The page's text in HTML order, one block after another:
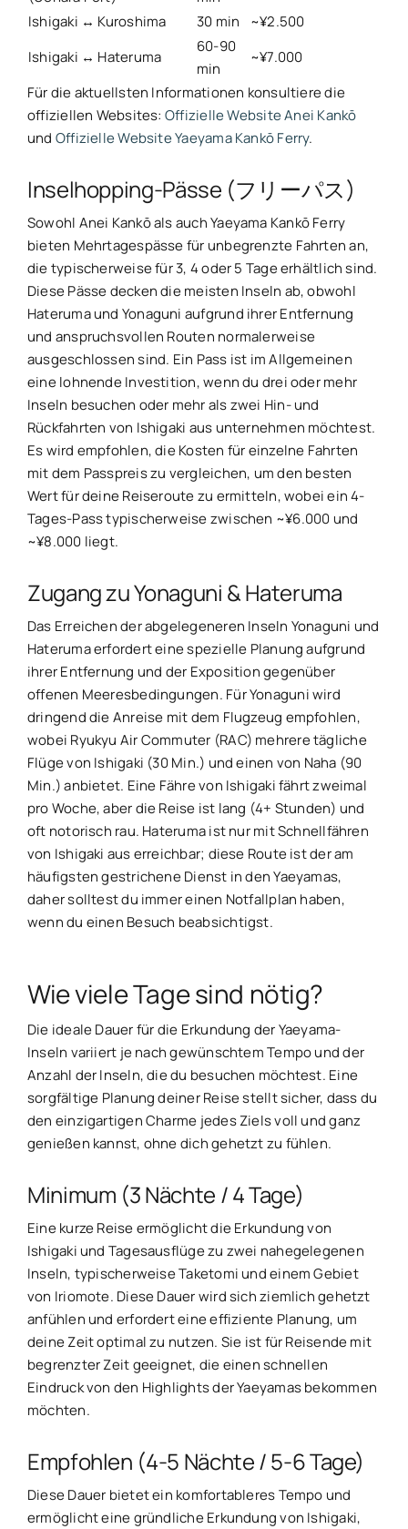
Ishigaki ↔ Kuroshima
30 min
~¥2.500
Ishigaki ↔ Hateruma
60-90
min
~¥7.000
Für die aktuellsten Informationen konsultiere die
offiziellen Websites: Offizielle Website Anei Kankō
und Offizielle Website Yaeyama Kankō Ferry.
Inselhopping-Pässe (フリーパス)
Sowohl Anei Kankō als auch Yaeyama Kankō Ferry
bieten Mehrtagespässe für unbegrenzte Fahrten an,
die typischerweise für 3, 4 oder 5 Tage erhältlich sind.
Diese Pässe decken die meisten Inseln ab, obwohl
Hateruma und Yonaguni aufgrund ihrer Entfernung
und anspruchsvollen Routen normalerweise
ausgeschlossen sind. Ein Pass ist im Allgemeinen
eine lohnende Investition, wenn du drei oder mehr
Inseln besuchen oder mehr als zwei Hin- und
Rückfahrten von Ishigaki aus unternehmen möchtest.
Es wird empfohlen, die Kosten für einzelne Fahrten
mit dem Passpreis zu vergleichen, um den besten
Wert für deine Reiseroute zu ermitteln, wobei ein 4-
Tages-Pass typischerweise zwischen ~¥6.000 und
~¥8.000 liegt.
Zugang zu Yonaguni & Hateruma
Das Erreichen der abgelegeneren Inseln Yonaguni und
Hateruma erfordert eine spezielle Planung aufgrund
ihrer Entfernung und der Exposition gegenüber
offenen Meeresbedingungen. Für Yonaguni wird
dringend die Anreise mit dem Flugzeug empfohlen,
wobei Ryukyu Air Commuter (RAC) mehrere tägliche
Flüge von Ishigaki (30 Min.) und einen von Naha (90
Min.) anbietet. Eine Fähre von Ishigaki fährt zweimal
pro Woche, aber die Reise ist lang (4+ Stunden) und
oft notorisch rau. Hateruma ist nur mit Schnellfähren
von Ishigaki aus erreichbar; diese Route ist der am
häufigsten gestrichene Dienst in den Yaeyamas,
daher solltest du immer einen Notfallplan haben,
wenn du einen Besuch beabsichtigst.
Wie viele Tage sind nötig?
Die ideale Dauer für die Erkundung der Yaeyama-
Inseln variiert je nach gewünschtem Tempo und der
Anzahl der Inseln, die du besuchen möchtest. Eine
sorgfältige Planung deiner Reise stellt sicher, dass du
den einzigartigen Charme jedes Ziels voll und ganz
genießen kannst, ohne dich gehetzt zu fühlen.
Minimum (3 Nächte / 4 Tage)
Eine kurze Reise ermöglicht die Erkundung von
Ishigaki und Tagesausflüge zu zwei nahegelegenen
Inseln, typischerweise Taketomi und einem Gebiet
von Iriomote. Diese Dauer wird sich ziemlich gehetzt
anfühlen und erfordert eine effiziente Planung, um
deine Zeit optimal zu nutzen. Sie ist für Reisende mit
begrenzter Zeit geeignet, die einen schnellen
Eindruck von den Highlights der Yaeyamas bekommen
möchten.
Empfohlen (4-5 Nächte / 5-6 Tage)
Diese Dauer bietet ein komfortableres Tempo und
ermöglicht eine gründliche Erkundung von Ishigaki,